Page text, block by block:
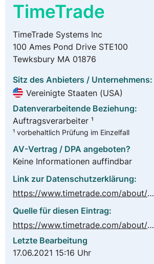
TimeTrade
TimeTrade Systems Inc
100 Ames Pond Drive STE100
Tewksbury MA 01876
Sitz des Anbieters / Unternehmens:
Vereinigte Staaten (USA)
Datenverarbeitende Beziehung:
Auftragsverarbeiter ¹
¹ vorbehaltlich Prüfung im Einzelfall
AV-Vertrag / DPA angeboten?
Keine Informationen auffindbar
Link zur Datenschutzerklärung:
https://www.timetrade.com/about/privacy-statement/
Quelle für diesen Eintrag:
https://www.timetrade.com/about/contact/
Letzte Bearbeitung
17.06.2021 15:16 Uhr